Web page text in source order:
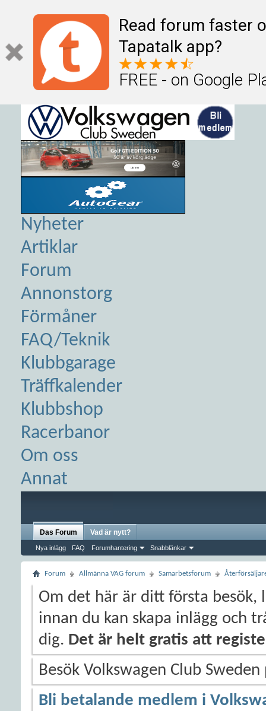
Read forum faster
Tapatalk app?
FREE - on Google
Nyheter
Artiklar
Forum
Annonstorg
Förmåner
FAQ/Teknik
Klubbgarage
Träffkalender
Klubbshop
Racerbanor
Om oss
Annat
Das Forum
Nya inlägg FAQ Forumhantering Snabblänkar
Vad är nytt?
Forum Allmänna VAG forum Samarbetsforum
Om det här är ditt första besök,
innan du kan skapa inlägg och
dig. Det är helt gratis att
Besök Volkswagen Club
Bli betalande medlem i